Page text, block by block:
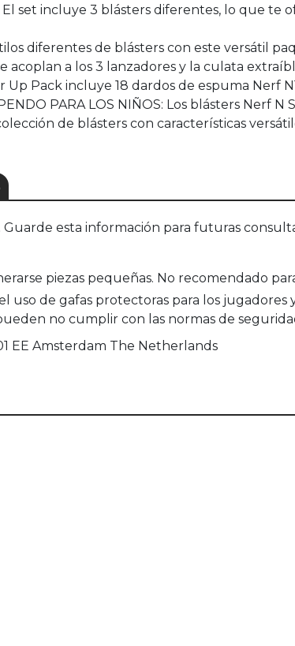
El set incluye 3 blásters diferentes, lo que
diferentes de blásters con este versátil
acoplan a los 3 lanzadores y la culata
Up Pack incluye 18 dardos de espuma Nerf
PARA LOS NIÑOS: Los blásters Nerf
de blásters con características
esta información para futuras
piezas pequeñas. No recomendado
uso de gafas protectoras para los
no cumplir con las normas de
EE Amsterdam The Netherlands